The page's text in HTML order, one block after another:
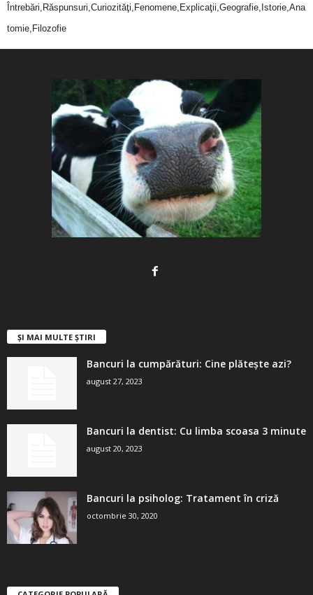
Întrebări,Răspunsuri,Curiozităţi,Fenomene,Explicaţii,Geografie,Istorie,Ana
tomie,Filozofie
ȘI MAI MULTE ȘTIRI
Bancuri la cumpărături: Cine plătește azi?
august 27, 2023
Bancuri la dentist: Cu limba scoasa 3 minute
august 20, 2023
Bancuri la psiholog: Tratament în criză
octombrie 30, 2020